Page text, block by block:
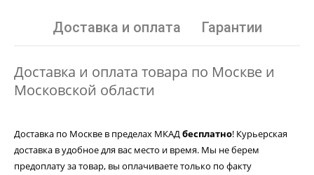
Доставка и оплата Гарантии
Доставка и оплата товара по Москве и
Московской области
Доставка по Москве в пределах МКАДбесплатно! Курьерская
доставка в удобное для вас место и время. Мы не берем
предоплату за товар, вы оплачиваете только по факту